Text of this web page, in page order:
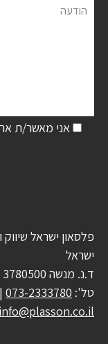
הודעה
אני מאשר/ת
פלסאון ישראל
ישראל
ד.נ. מנשה 3780500
טל': 073-2333780
info@plasson.co.il